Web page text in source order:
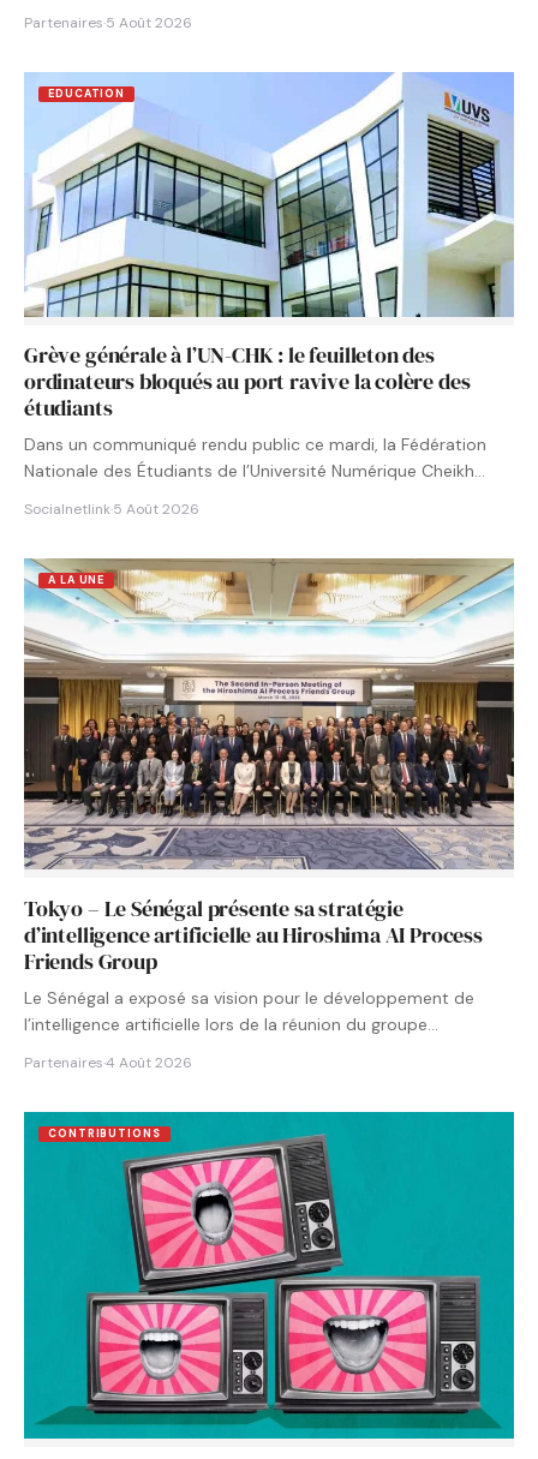
Partenaires·5 Août 2026
EDUCATION
Grève générale à l’UN-CHK : le feuilleton des
ordinateurs bloqués au port ravive la colère des
étudiants
Dans un communiqué rendu public ce mardi, la Fédération
Nationale des Étudiants de l’Université Numérique Cheikh
Socialnetlink·5 Août 2026
A LA UNE
Tokyo – Le Sénégal présente sa stratégie
d’intelligence artificielle au Hiroshima AI Process
Friends Group
Le Sénégal a exposé sa vision pour le développement de
l’intelligence artificielle lors de la réunion du groupe…
Partenaires·4 Août 2026
CONTRIBUTIONS